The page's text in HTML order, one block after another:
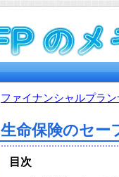
ファイナンシャルプラ
生命保険のセー
目次